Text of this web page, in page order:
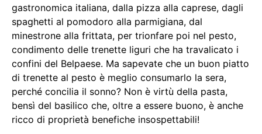
gastronomica italiana, dalla pizza alla caprese, dagli
spaghetti al pomodoro alla parmigiana, dal
minestrone alla frittata, per trionfare poi nel pesto,
condimento delle trenette liguri che ha travalicato i
confini del Belpaese. Ma sapevate che un buon piatto
di trenette al pesto è meglio consumarlo la sera,
perché concilia il sonno? Non è virtù della pasta,
bensì del basilico che, oltre a essere buono, è anche
ricco di proprietà benefiche insospettabili!